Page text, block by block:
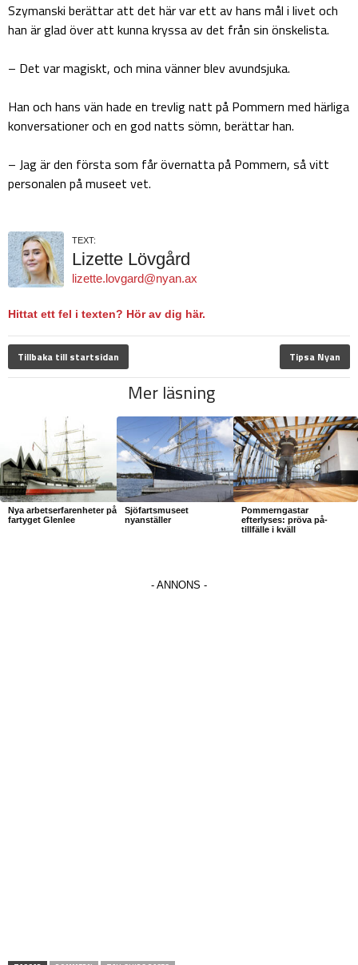
Szymanski berättar att det här var ett av hans mål i livet och
han är glad över att kunna kryssa av det från sin önskelista.
– Det var magiskt, och mina vänner blev avundsjuka.
Han och hans vän hade en trevlig natt på Pommern med härliga
konversationer och en god natts sömn, berättar han.
– Jag är den första som får övernatta på Pommern, så vitt
personalen på museet vet.
TEXT:
Lizette Lövgård
lizette.lovgard@nyan.ax
Hittat ett fel i texten? Hör av dig här.
Tillbaka till startsidan Tipsa Nyan
Mer läsning
Nya arbetserfarenheter på
fartyget Glenlee
Sjöfartsmuseet
nyanställer
Pommerngastar
efterlyses: pröva på-
tillfälle i kväll